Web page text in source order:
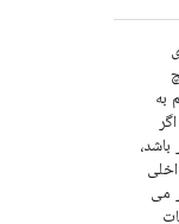
به
می